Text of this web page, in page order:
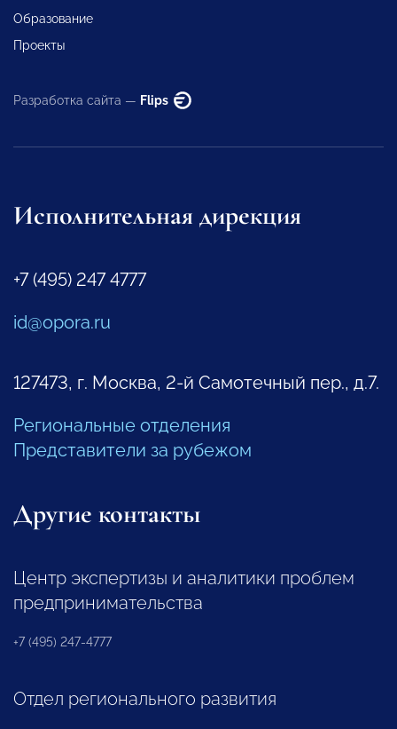
Образование
Проекты
Разработка сайта — Flips
Исполнительная дирекция
+7 (495) 247 4777
id@opora.ru
127473, г. Москва, 2-й Самотечный пер., д.7.
Региональные отделения
Представители за рубежом
Другие контакты
Центр экспертизы и аналитики проблем
предпринимательства
+7 (495) 247-4777
Отдел регионального развития